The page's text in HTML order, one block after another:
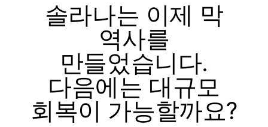
솔라나는 이제 막
역사를
만들었습니다.
다음에는 대규모
회복이 가능할까요?